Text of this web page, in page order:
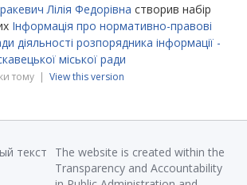
Лілія Федорівна створив набір
Інформація про нормативно-правові
діяльності розпорядника інформації -
міської ради
тому | View this version
The website is created within the
Transparency and Accountability